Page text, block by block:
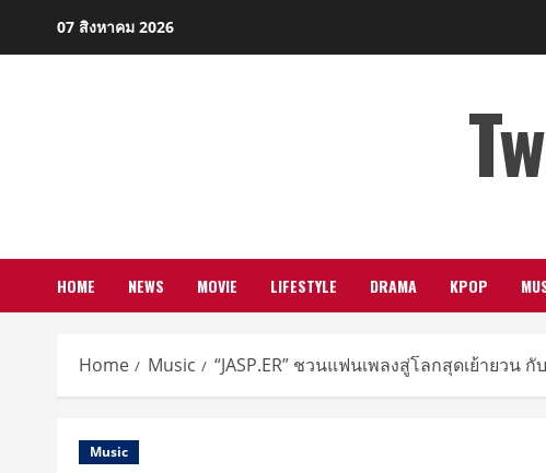
07 สิงหาคม 2026
HOME NEWS MOVIE LIFESTYLE DRAMA KPOP
Home Music “JASP.ER” ชวนแฟนเพลงสู่โลกสุดเย้ายวน
Music